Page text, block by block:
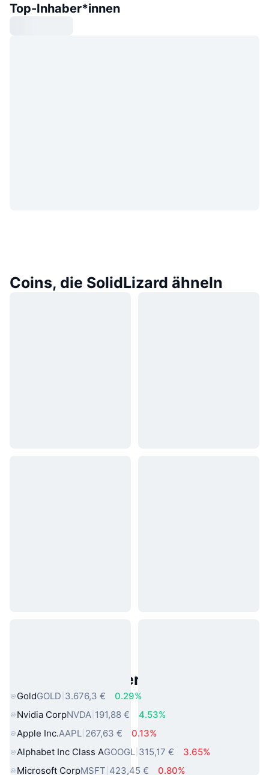
Top-Inhaber*innen
Coins, die SolidLizard ähneln
Beliebte reale Vermögenswerte
GoldGOLD 3.676,3 €
0.29%
Nvidia CorpNVDA 191,88 €
4.53%
Apple Inc.AAPL 267,63 €
0.13%
Alphabet Inc Class AGOOGL 315,17 €
3.65%
Microsoft CorpMSFT 423,45 € 0.80%